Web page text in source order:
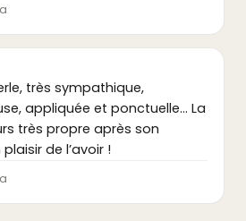
très sympathique,
appliquée et ponctuelle… La
très propre après son
de l’avoir !